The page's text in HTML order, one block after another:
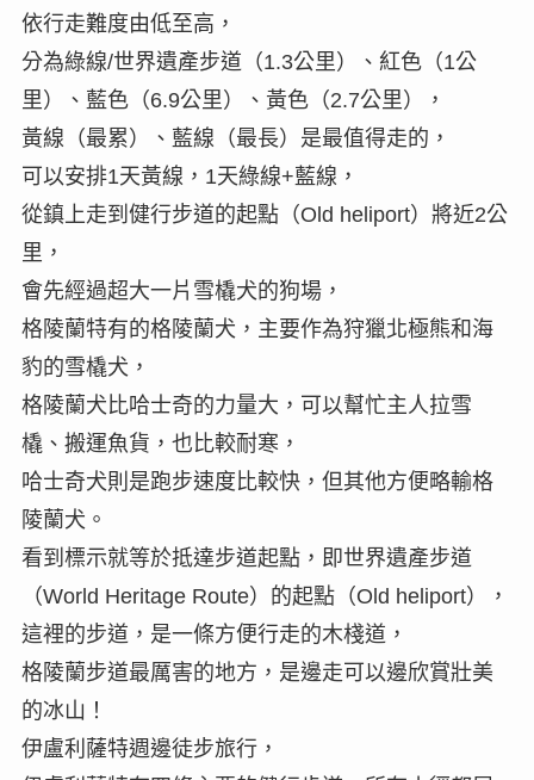
依行走難度由低至高，
分為綠線/世界遺產步道（1.3公里）、紅色（1公
里）、藍色（6.9公里）、黃色（2.7公里），
黃線（最累）、藍線（最長）是最值得走的，
可以安排1天黃線，1天綠線+藍線，
從鎮上走到健行步道的起點（Old heliport）將近2公
里，
會先經過超大一片雪橇犬的狗場，
格陵蘭特有的格陵蘭犬，主要作為狩獵北極熊和海
豹的雪橇犬，
格陵蘭犬比哈士奇的力量大，可以幫忙主人拉雪
橇、搬運魚貨，也比較耐寒，
哈士奇犬則是跑步速度比較快，但其他方便略輸格
陵蘭犬。
看到標示就等於抵達步道起點，即世界遺產步道
（World Heritage Route）的起點（Old heliport），
這裡的步道，是一條方便行走的木棧道，
格陵蘭步道最厲害的地方，是邊走可以邊欣賞壯美
的冰山！
伊盧利薩特週邊徒步旅行，